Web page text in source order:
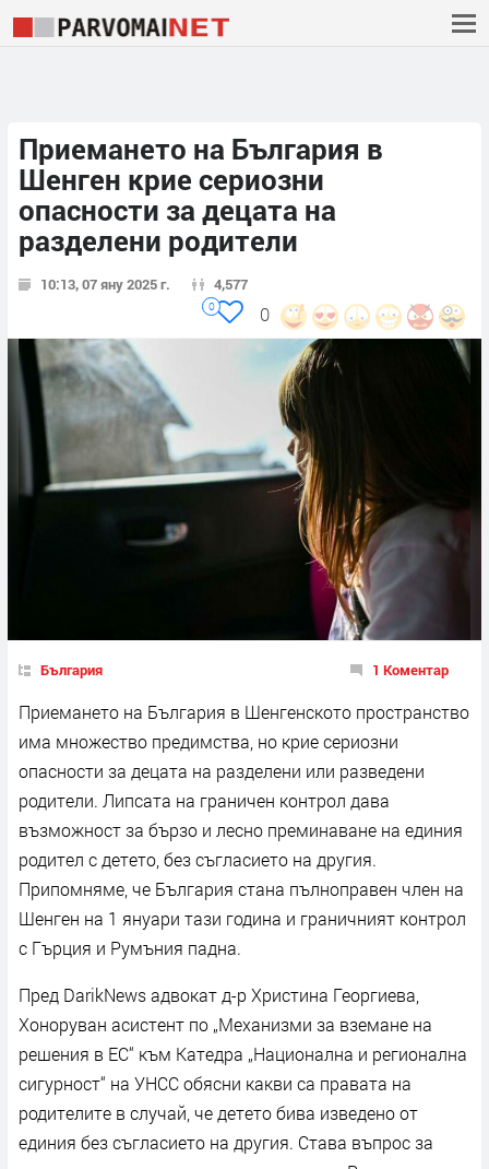
Приемането на България в
Шенген крие сериозни
опасности за децата на
разделени родители
10:13, 07 яну 2025 г. 4,577
0
0
България 1 Коментар
Приемането на България в Шенгенското пространство
има множество предимства, но крие сериозни
опасности за децата на разделени или разведени
родители. Липсата на граничен контрол дава
възможност за бързо и лесно преминаване на единия
родител с детето, без съгласието на другия.
Припомняме, че България стана пълноправен член на
Шенген на 1 януари тази година и граничният контрол
с Гърция и Румъния падна.
Пред DarikNews адвокат д-р Христина Георгиева,
Хоноруван асистент по „Механизми за вземане на
решения в ЕС“ към Катедра „Национална и регионална
сигурност“ на УНСС обясни какви са правата на
родителите в случай, че детето бива изведено от
единия без съгласието на другия. Става въпрос за